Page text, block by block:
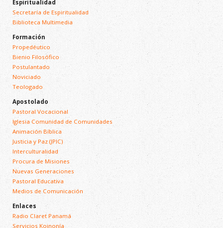
Espiritualidad
Secretaría de Espiritualidad
Biblioteca Multimedia
Formación
Propedéutico
Bienio Filosófico
Postulantado
Noviciado
Teologado
Apostolado
Pastoral Vocacional
Iglesia Comunidad de Comunidades
Animación Bíblica
Justicia y Paz (JPIC)
Interculturalidad
Procura de Misiones
Nuevas Generaciones
Pastoral Educativa
Medios de Comunicación
Enlaces
Radio Claret Panamá
Servicios Koinonía